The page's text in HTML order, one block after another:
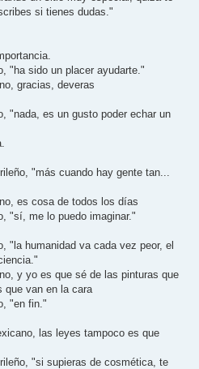
si tienes dudas."
"ha sido un placer ayudarte."
gracias, deveras
"nada, es un gusto poder echar un
"más cuando hay gente tan...
es cosa de todos los días
"sí, me lo puedo imaginar."
"la humanidad va cada vez peor, el
y yo es que sé de las pinturas que
que van en la cara
"en fin."
las leyes tampoco es que
"si supieras de cosmética, te